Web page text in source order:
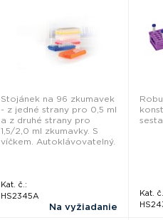
Stojánek na 96 zkumavek
- z jedné strany pro 0,5 ml
a z druhé strany pro
1,5/2,0 ml zkumavky. S
víčkem. Autoklávovatelný.
Kat. č.:
HS2345A
Na vyžiadanie
Kat.